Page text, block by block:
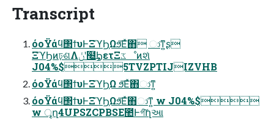
Transcript
όοΫάϥ΢ϯυͰΞϓϦ͕Ωϧ͞Εͯ΋ ා͘ͳ͍ʂ
ΞϓϦͷঢ়ଶΛݩʹ໭͢ϦετΞػೳͷશͯ
J04%$5TVZPTIJIZVHB
όοΫάϥ΢ϯυͰΞϓϦ͕Ω ϧ͞Εͯ΋ා͘ͳ͍
όοΫάϥ΢ϯυͰΞϓϦ͕Ωϧ͞Εͯ΋ා͘ͳ͍ w J04%$
w ৄղ4UPSZCPBSE಺Ͱগ͠ղઆ